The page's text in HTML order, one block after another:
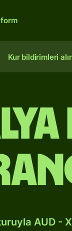
Kur bildirimleri
AUD -